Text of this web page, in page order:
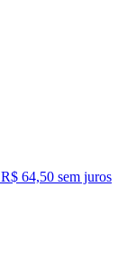
R$ 64,50 sem juros